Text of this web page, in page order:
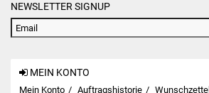
NEWSLETTER SIGNUP
MEIN KONTO
Mein Konto Auftragshistorie Wunschzettel